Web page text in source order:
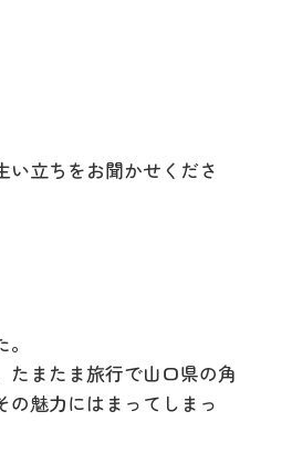
立ちをお聞かせくださ
またま旅行で山口県の角
魅力にはまってしまっ